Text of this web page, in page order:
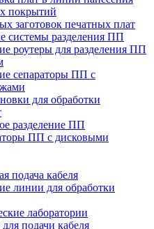
покрытий
заготовок печатных плат
системы разделения ПП
роутеры для разделения ПП
сепараторы ПП с
для обработки
разделение ПП
ПП с дисковыми
подача кабеля
линии для обработки
лаборатории
подачи кабеля